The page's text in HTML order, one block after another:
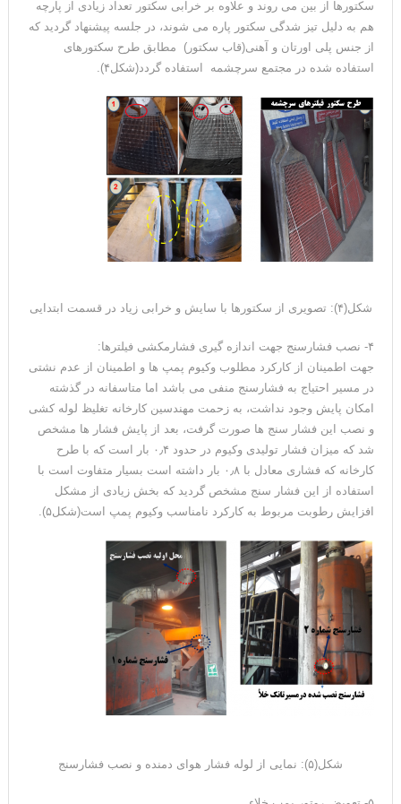
سکتورها از بین می روند و علاوه بر خرابی سکتور تعداد زیادی از پارچه
هم به دلیل تیز شدگی سکتور پاره می شوند، در جلسه پیشنهاد گردید که
از جنس پلی اورتان و آهنی(قاب سکتور) مطابق طرح سکتورهای
استفاده شده در مجتمع سرچشمه استفاده گردد(شکل۴).
شکل(۴): تصویری از سکتورها با سایش و خرابی زیاد در قسمت ابتدایی
۴- نصب فشارسنج جهت اندازه گیری فشارمکشی فیلترها:
جهت اطمینان از کارکرد مطلوب وکیوم پمپ ها و اطمینان از عدم نشتی
در مسیر احتیاج به فشارسنج منفی می باشد اما متاسفانه در گذشته
امکان پایش وجود نداشت، به زحمت مهندسین کارخانه تغلیظ لوله کشی
و نصب این فشار سنج ها صورت گرفت، بعد از پایش فشار ها مشخص
شد که میزان فشار تولیدی وکیوم در حدود ۰٫۴ بار است که با طرح
کارخانه که فشاری معادل با ۰٫۸ بار داشته است بسیار متفاوت است با
استفاده از این فشار سنج مشخص گردید که بخش زیادی از مشکل
افزایش رطوبت مربوط به کارکرد نامناسب وکیوم پمپ است(شکل۵).
شکل(۵): نمایی از لوله فشار هوای دمنده و نصب فشارسنج